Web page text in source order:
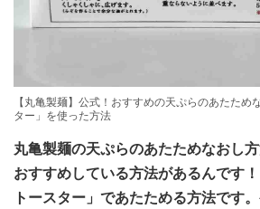
【丸亀製麺】公式！おすすめの天ぷらのあたため
ター」を使った方法
丸亀製麺の天ぷらのあたためなおし
おすすめしている方法があるんです
トースター」であたためる方法です。